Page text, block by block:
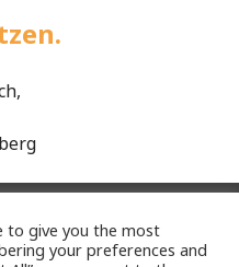
FACEBOOK
ANFAHRT
to give you the most
your preferences and